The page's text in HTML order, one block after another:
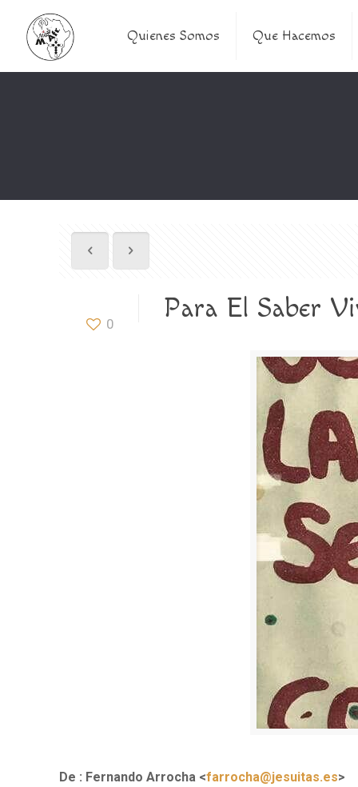
Quienes Somos Que Hacemos
0 Para El Saber
De : Fernando Arrocha <farrocha@jesuitas.es>